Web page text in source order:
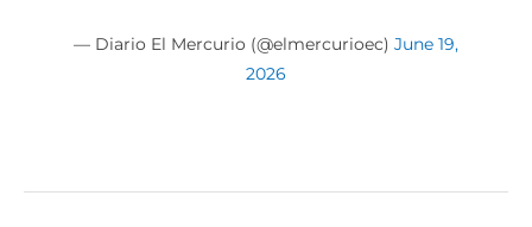
— Diario El Mercurio (@elmercurioec) June 19,
2026